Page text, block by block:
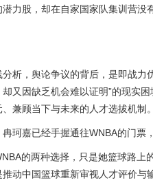
力股，却在自家国家队集训营没
析，舆论争议的背后，是即战力
又因缺乏机会难以证明”的现实
兼顾当下与未来的人才选拔机制。
珂嘉已经手握通往WNBA的门票
的两种选择，只是她篮球路
推动中国篮球重新审视人才评价